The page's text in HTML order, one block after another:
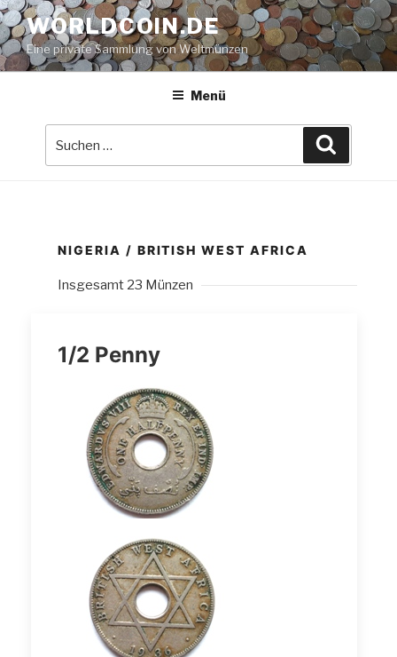
Zum
Inhalt
springen
WORLDCOIN.DE
Eine private Sammlung von Weltmünzen
Menü
NIGERIA / BRITISH WEST AFRICA
Insgesamt 23 Münzen
1/2 Penny